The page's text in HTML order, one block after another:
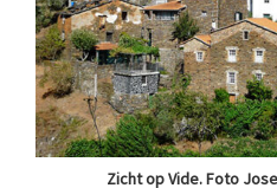
Zicht op Vide. Foto